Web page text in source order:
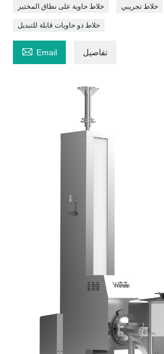
خلاط حاوية على نطاق المختبر خلاط تجريبي
خلاط ذو حاويات قابلة للتبديل
 Email تفاصيل